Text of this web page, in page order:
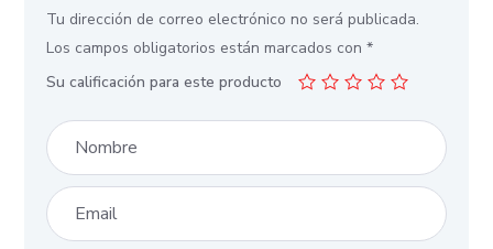
Tu dirección de correo electrónico no será publicada.
Los campos obligatorios están marcados con*
Su calificación para este producto